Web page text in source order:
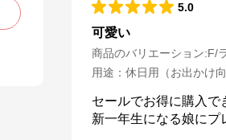
5.0
可愛い
商品のバリエーション:F/
用途 ： 休日用（お出かけ向
セールでお得に購入で
新一年生になる娘にプ